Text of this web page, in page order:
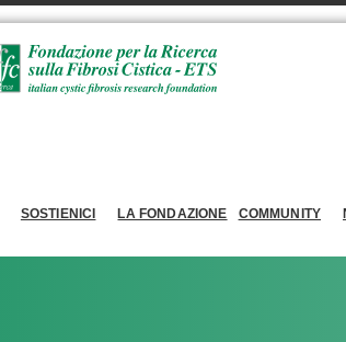
SOSTIENICI LA FONDAZIONE COMMUNITY